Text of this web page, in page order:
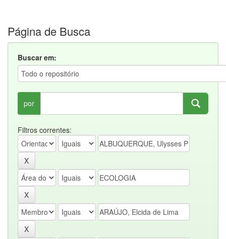
Página de Busca
Buscar em:
por
Filtros correntes: